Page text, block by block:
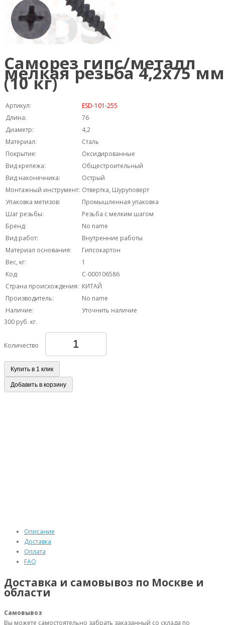
Саморез гипс/металл
мелкая резьба 4,2х75 мм
(10 кг)
Артикул:
ESD-101-255
Длина:
76
Диаметр:
4,2
Материал:
Сталь
Покрытие:
Оксидированные
Вид крепежа:
Общестроительный
Вид наконечника:
Острый
Монтажный инструмент: Отвертка, Шуруповерт
Упаковка метизов:
Промышленная упаковка
Шаг резьбы:
Резьба с мелким шагом
Бренд:
No name
Вид работ:
Внутренние работы
Материал основания:
Гипсокартон
Вес, кг:
1
Код:
С-000106586
Страна происхождения: КИТАЙ
Производитель:
No name
Наличие:
Уточнить наличие
300 руб. кг.
Количество
Купить в 1 клик
Добавить в корзину
Описание
Доставка
Оплата
FAQ
Доставка и самовывоз по Москве и
области
Самовывоз
Вы можете самостоятельно забрать заказанный со склада по